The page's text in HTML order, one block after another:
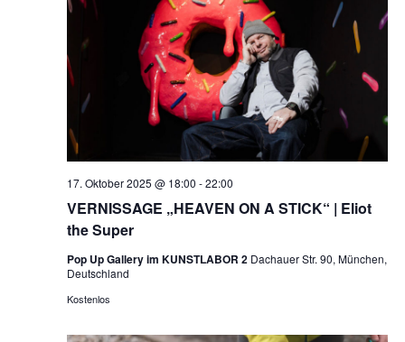
VERNISSAGE „HEAVEN ON A STICK“ | Eliot
the Super
17. Oktober 2025 @ 18:00 -22:00
Pop Up Gallery im KUNSTLABOR 2 Dachauer Str. 90, München,
Deutschland
Kostenlos